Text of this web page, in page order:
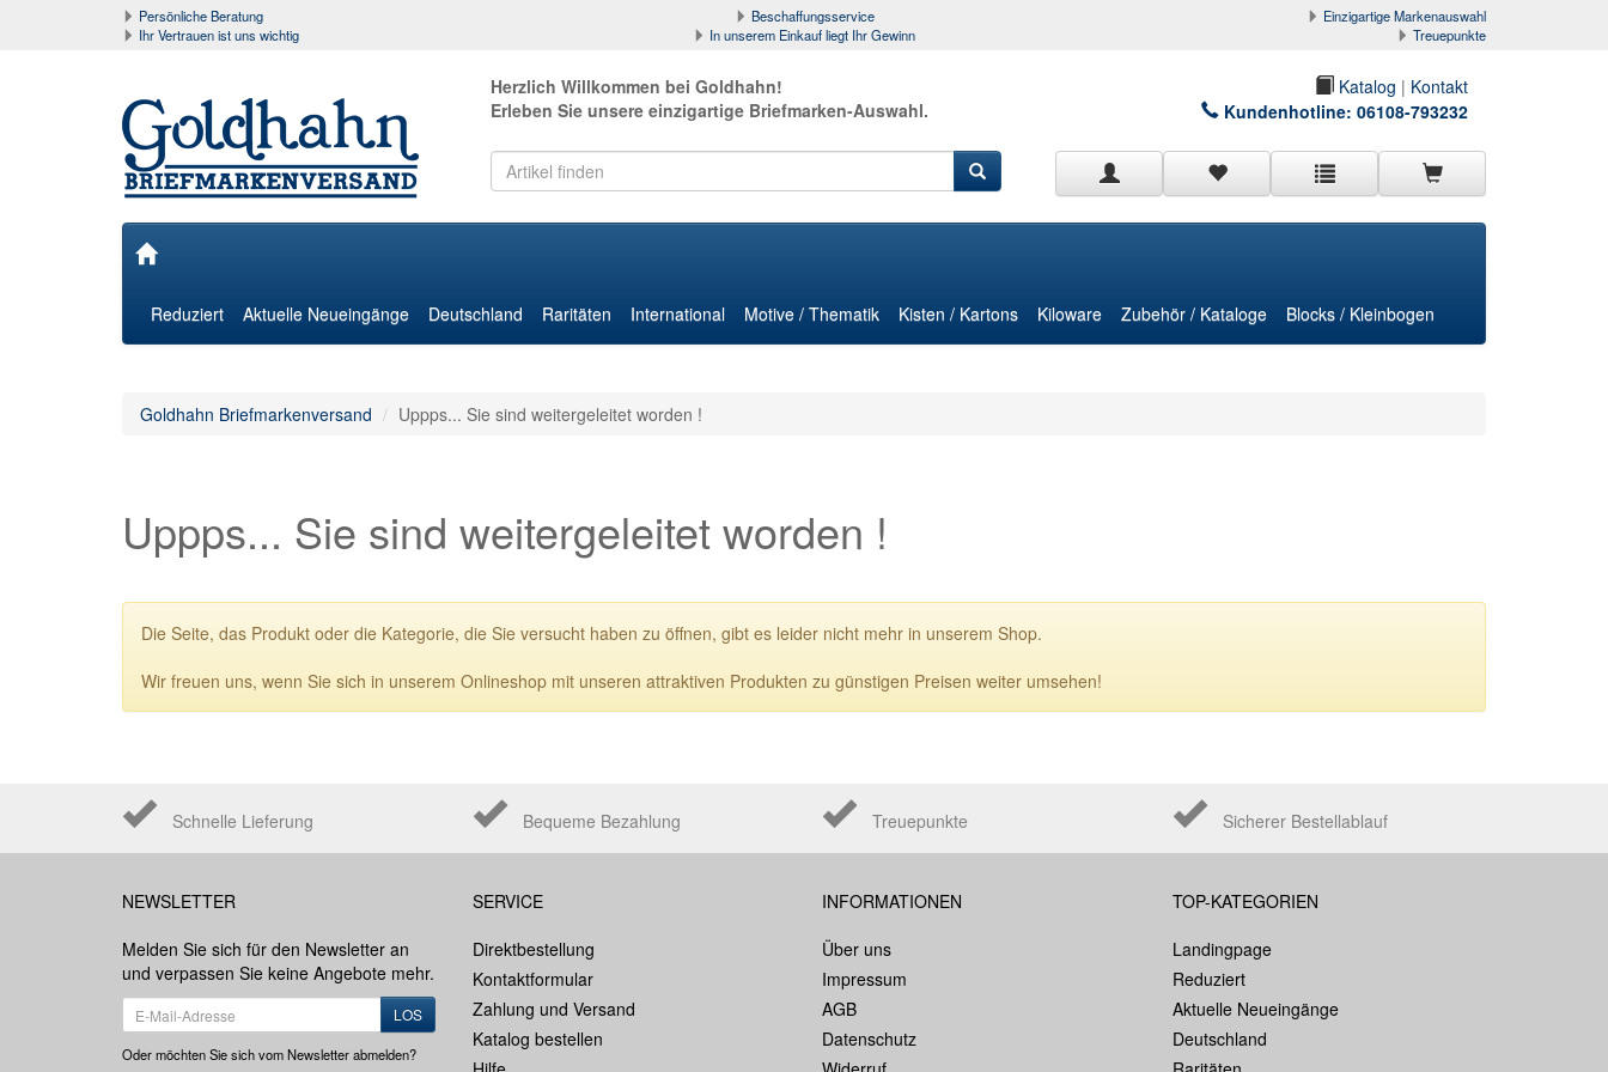
Persönliche Beratung Beschaffungsservice
Einzigartige Markenauswahl
Ihr Vertrauen ist uns wichtig
In unserem Einkauf liegt Ihr Gewinn Treuepunkte
Herzlich Willkommen bei Goldhahn!
Erleben Sie unsere einzigartige Briefmarken-Auswahl.
Katalog | Kontakt
Kundenhotline: 06108-793232
Reduziert Aktuelle Neueingänge Deutschland Raritäten International Motive / Thematik Kisten / Kartons Kiloware Zubehör / Kataloge Blocks / Kleinbogen
Goldhahn Briefmarkenversand Uppps... Sie sind weitergeleitet worden !
Uppps... Sie sind weitergeleitet worden !
Die Seite, das Produkt oder die Kategorie, die Sie versucht haben zu öffnen, gibt es leider nicht mehr in unserem Shop.
Wir freuen uns, wenn Sie sich in unserem Onlineshop mit unseren attraktiven Produkten zu günstigen Preisen weiter umsehen!
Schnelle Lieferung Bequeme Bezahlung Treuepunkte Sicherer Bestellablauf
NEWSLETTER
Melden Sie sich für den Newsletter an
und verpassen Sie keine Angebote mehr.
LOS
Oder möchten Sie sich vom Newsletter abmelden?
SERVICE
Direktbestellung
Kontaktformular
Zahlung und Versand
Katalog bestellen
INFORMATIONEN
Über uns
Impressum
AGB
Datenschutz
TOP-KATEGORIEN
Landingpage
Reduziert
Aktuelle Neueingänge
Deutschland